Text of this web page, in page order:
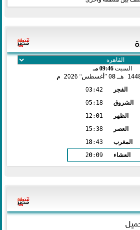
السبت 09:46 مـ
هـ 08 أغسطس 2026 م
الفجر
03:42
الشروق
05:18
الظهر
12:01
العصر
15:38
المغرب
18:43
العشاء
20:09